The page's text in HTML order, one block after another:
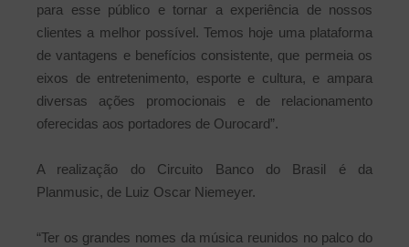
para esse público e tornar a experiência de nossos
clientes a melhor possível. Temos hoje uma plataforma
de vantagens e benefícios consistente, que permeia os
eixos de entretenimento, esporte e cultura, e ampara
diversas ações promocionais e de relacionamento
oferecidas aos portadores de Ourocard”.
A realização do Circuito Banco do Brasil é da
Planmusic, de Luiz Oscar Niemeyer.
“Ter os grandes nomes da música reunidos no palco do